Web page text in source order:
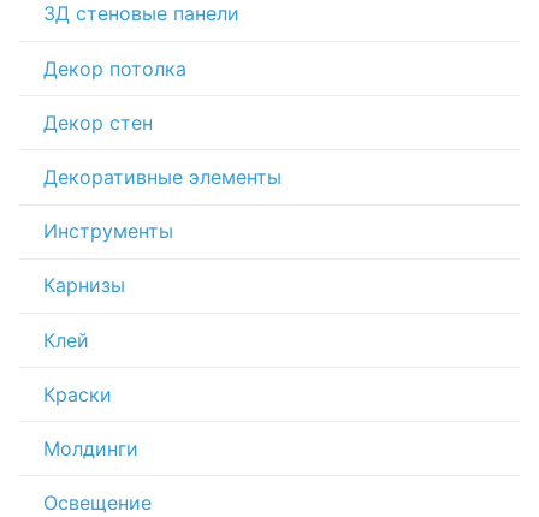
3Д стеновые панели
Декор потолка
Декор стен
Декоративные элементы
Инструменты
Карнизы
Клей
Краски
Молдинги
Освещение